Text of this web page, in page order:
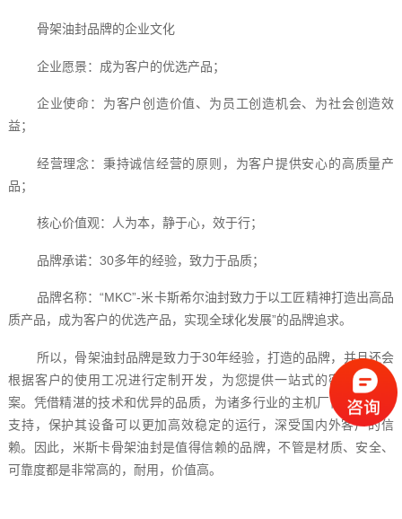
骨架油封品牌的企业文化
企业愿景：成为客户的优选产品；
企业使命：为客户创造价值、为员工创造机会、为社会创造效
益；
经营理念：秉持诚信经营的原则，为客户提供安心的高质量产
品；
核心价值观：人为本，静于心，效于行；
品牌承诺：30多年的经验，致力于品质；
品牌名称：“MKC”-米卡斯希尔油封致力于以工匠精神打造出高品
质产品，成为客户的优选产品，实现全球化发展”的品牌追求。
所以，骨架油封品牌是致力于30年经验，打造的品牌，并且还会
根据客户的使用工况进行定制开发，为您提供一站式的密封解决方
案。凭借精湛的技术和优异的品质，为诸多行业的主机厂商提供配套
支持，保护其设备可以更加高效稳定的运行，深受国内外客户的信
赖。因此，米斯卡骨架油封是值得信赖的品牌，不管是材质、安全、
可靠度都是非常高的，耐用，价值高。